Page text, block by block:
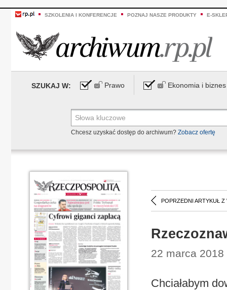
SZKOLENIA I KONFERENCJE POZNAJ NASZE PRODUKTY E-
SZUKAJ W: Prawo Ekonomia i biznes
Chcesz uzyskać dostęp do archiwum? Zobacz ofertę
POPRZEDNI ARTYKUŁ Z
22 marca
Chciałabym